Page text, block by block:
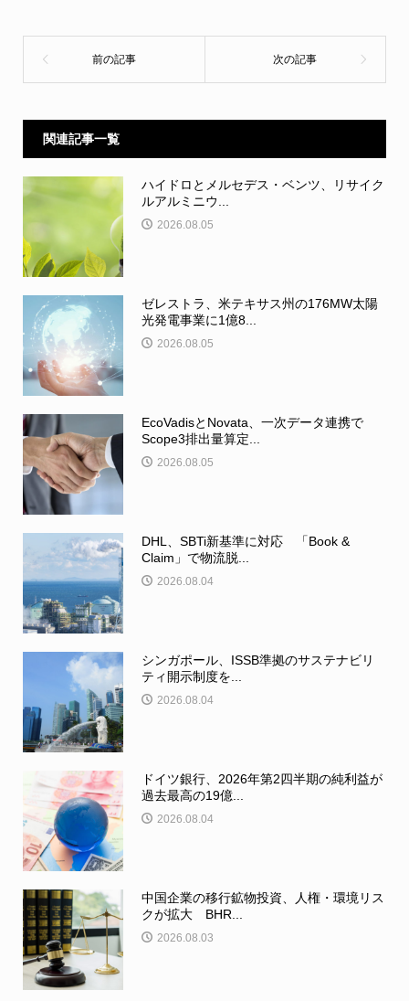
関連記事一覧
ハイドロとメルセデス・ベンツ、リサイク
ルアルミニウ...
2026.08.05
ゼレストラ、米テキサス州の176MW太陽
光発電事業に1億8...
2026.08.05
EcoVadisとNovata、一次データ連携で
Scope3排出量算定...
2026.08.05
DHL、SBTi新基準に対応 「Book &
Claim」で物流脱...
2026.08.04
シンガポール、ISSB準拠のサステナビリ
ティ開示制度を...
2026.08.04
ドイツ銀行、2026年第2四半期の純利益が
過去最高の19億...
2026.08.04
中国企業の移行鉱物投資、人権・環境リス
クが拡大 BHR...
2026.08.03